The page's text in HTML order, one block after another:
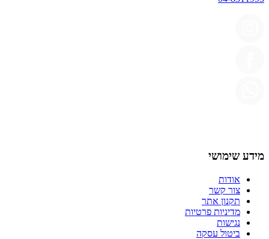
מידע שימושי
אודות
צור קשר
תקנון אתר
מדיניות פרטיות
נגישות
ביטול עסקה